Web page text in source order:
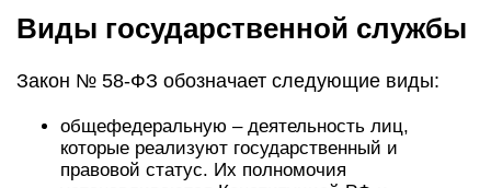
Виды государственной службы
Закон № 58-ФЗ обозначает следующие виды:
общефедеральную – деятельность лиц,
которые реализуют государственный и
правовой статус. Их полномочия